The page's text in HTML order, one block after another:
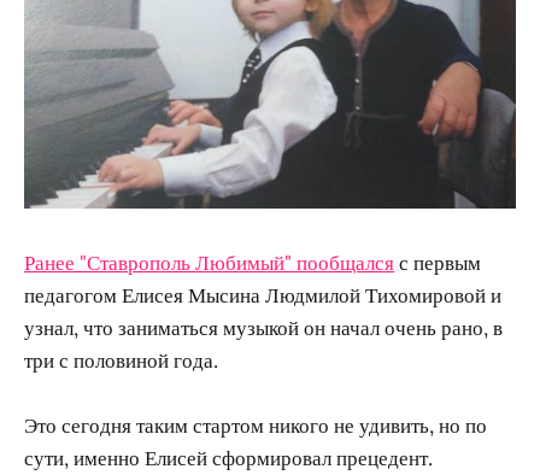
Ранее "Ставрополь Любимый" пообщалсяс первым
педагогом Елисея Мысина Людмилой Тихомировой и
узнал, что заниматься музыкой он начал очень рано, в
три с половиной года.
Это сегодня таким стартом никого не удивить, но по
сути, именно Елисей сформировал прецедент.